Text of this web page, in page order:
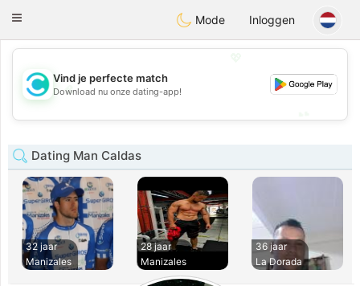
olombiaCitas
Toggle
Mode Inloggen
💖
💕
Vind je perfecte match
Download nu onze dating-app!
Dating Man Caldas
32 jaar
Manizales
28 jaar
Manizales
36 jaar
La Dorada